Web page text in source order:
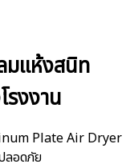
มแห้งสนิท
งงาน
Plate Air Dryer
ลอดภัย